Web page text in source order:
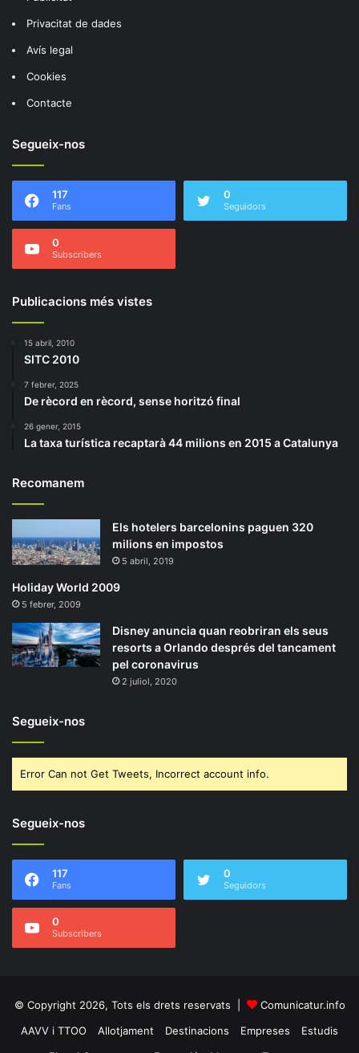
Privacitat de dades
Avís legal
Cookies
Contacte
Segueix-nos
117
Fans
0
Seguidors
0
Subscribers
Publicacions més vistes
15 abril, 2010
SITC 2010
7 febrer, 2025
De rècord en rècord, sense horitzó final
26 gener, 2015
La taxa turística recaptarà 44 milions en 2015 a Catalunya
Recomanem
Els hotelers barcelonins paguen 320
milions en impostos
5 abril, 2019
Holiday World 2009
5 febrer, 2009
Disney anuncia quan reobriran els seus
resorts a Orlando després del tancament
pel coronavirus
2 juliol, 2020
Segueix-nos
Error Can not Get Tweets, Incorrect account info.
Segueix-nos
117
Fans
0
Seguidors
0
Subscribers
© Copyright 2026, Tots els drets reservats |
Comunicatur.info
AAVV i TTOO
Allotjament Destinacions Empreses
Estudis